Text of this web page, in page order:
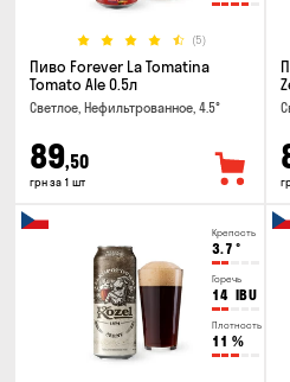
(5)
Пиво Forever La Tomatina
Tomato Ale 0.5л
Светлое, Нефильтрованное, 4.5°
89,50
грн за 1 шт
Крепость
3.7 °
Горечь
14 IBU
Плотность
11 %